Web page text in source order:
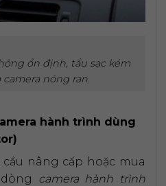
ổn định, tẩu sạc kém
nóng ran.
hành trình dùng
nâng cấp hoặc mua
camera hành trình